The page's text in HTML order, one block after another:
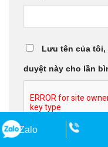
Lưu tên của tôi,
duyệt này cho lần
Zalo